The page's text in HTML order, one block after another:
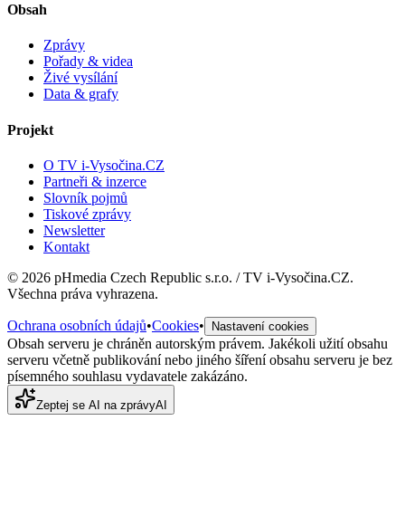
Obsah
Zprávy
Pořady & videa
Živé vysílání
Data & grafy
Projekt
O TV i-Vysočina.CZ
Partneři & inzerce
Slovník pojmů
Tiskové zprávy
Newsletter
Kontakt
© 2026 pHmedia Czech Republic s.r.o. / TV i-Vysočina.CZ.
Všechna práva vyhrazena.
Ochrana osobních údajů•Cookies• Nastavení cookies
Obsah serveru je chráněn autorským právem. Jakékoli užití obsahu
serveru včetně publikování nebo jiného šíření obsahu serveru je bez
písemného souhlasu vydavatele zakázáno.
Zeptej se AI na zprávyAI